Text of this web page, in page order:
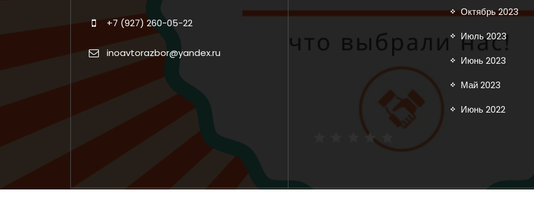
+7 (927) 260-05-22
inoavtorazbor@yandex.ru
Октябрь 2023
Июль 2023
Июнь 2023
Май 2023
Июнь 2022
Рейтинг: 5 из 5.